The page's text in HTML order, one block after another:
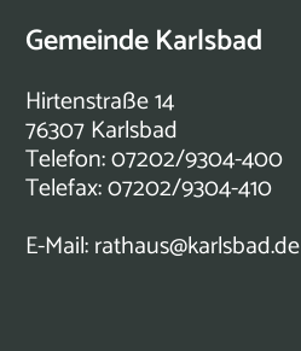
Gemeinde Karlsbad
Hirtenstraße 14
76307 Karlsbad
Telefon: 07202/9304-400
Telefax: 07202/9304-410
E-Mail:rathaus@karlsbad.de